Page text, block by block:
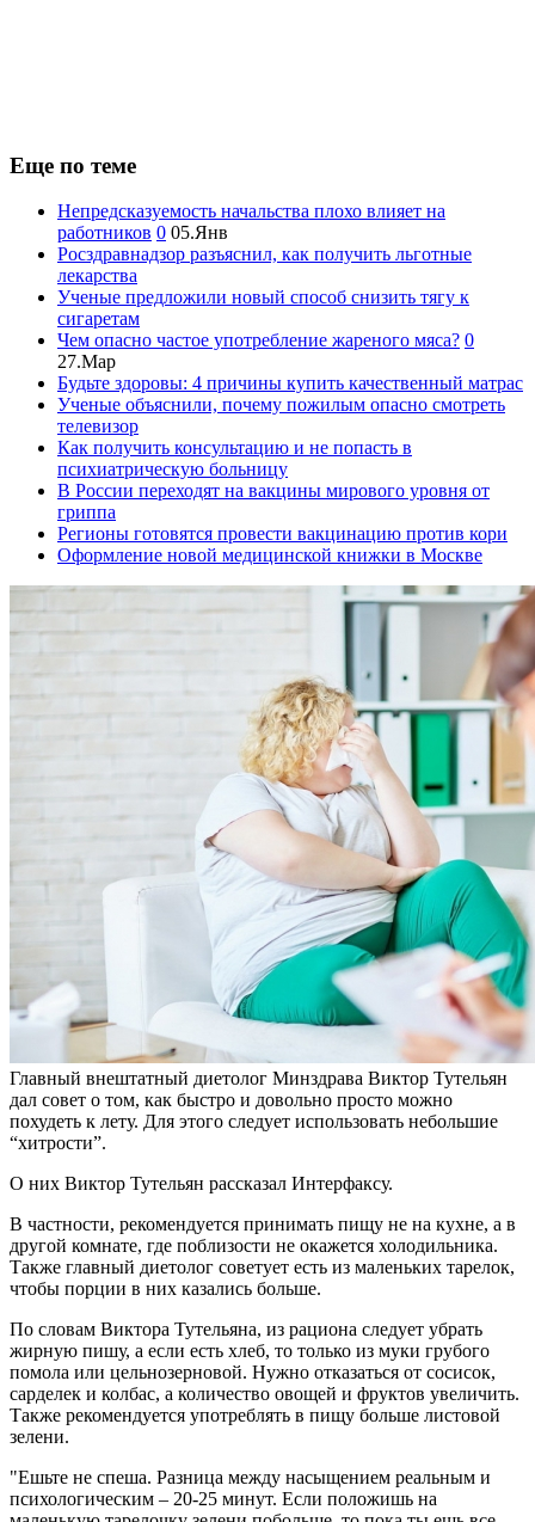
Еще по теме
Непредсказуемость начальства плохо влияет на
работников 0 05.Янв
Росздравнадзор разъяснил, как получить льготные
лекарства
Ученые предложили новый способ снизить тягу к
сигаретам
Чем опасно частое употребление жареного мяса? 0
27.Мар
Будьте здоровы: 4 причины купить качественный матрас
Ученые объяснили, почему пожилым опасно смотреть
телевизор
Как получить консультацию и не попасть в
психиатрическую больницу
В России переходят на вакцины мирового уровня от
гриппа
Регионы готовятся провести вакцинацию против кори
Оформление новой медицинской книжки в Москве
Главный внештатный диетолог Минздрава Виктор Тутельян
дал совет о том, как быстро и довольно просто можно
похудеть к лету. Для этого следует использовать небольшие
“хитрости”.
О них Виктор Тутельян рассказал Интерфаксу.
В частности, рекомендуется принимать пищу не на кухне, а в
другой комнате, где поблизости не окажется холодильника.
Также главный диетолог советует есть из маленьких тарелок,
чтобы порции в них казались больше.
По словам Виктора Тутельяна, из рациона следует убрать
жирную пишу, а если есть хлеб, то только из муки грубого
помола или цельнозерновой. Нужно отказаться от сосисок,
сарделек и колбас, а количество овощей и фруктов увеличить.
Также рекомендуется употреблять в пищу больше листовой
зелени.
"Ешьте не спеша. Разница между насыщением реальным и
психологическим – 20-25 минут. Если положишь на